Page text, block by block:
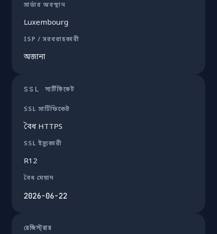
সার্ভার অবস্থান
Luxembourg
ISP / সরবরাহকারী
অজানা
SSL সার্টিফিকেট
SSL সার্টিফিকেট
বৈধ HTTPS
SSL ইস্যুকারী
R12
বৈধ মেয়াদ
2026-06-22
রেজিস্ট্রার